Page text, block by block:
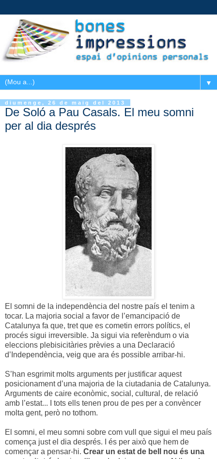
▼
diumenge, 26 de maig del 2013
De Soló a Pau Casals. El meu somni
per al dia després
El somni de la independència del nostre país el tenim a
tocar. La majoria social a favor de l’emancipació de
Catalunya fa que, tret que es cometin errors polítics, el
procés sigui irreversible. Ja sigui via referèndum o via
eleccions plebisicitàries prèvies a una Declaració
d’Independència, veig que ara és possible arribar-hi.
S’han esgrimit molts arguments per justificar aquest
posicionament d’una majoria de la ciutadania de Catalunya.
Arguments de caire econòmic, social, cultural, de relació
amb l’estat... I tots ells tenen prou de pes per a convèncer
molta gent, però no tothom.
El somni, el meu somni sobre com vull que sigui el meu país
comença just el dia després. I és per això que hem de
començar a pensar-hi. Crear un estat de bell nou és una